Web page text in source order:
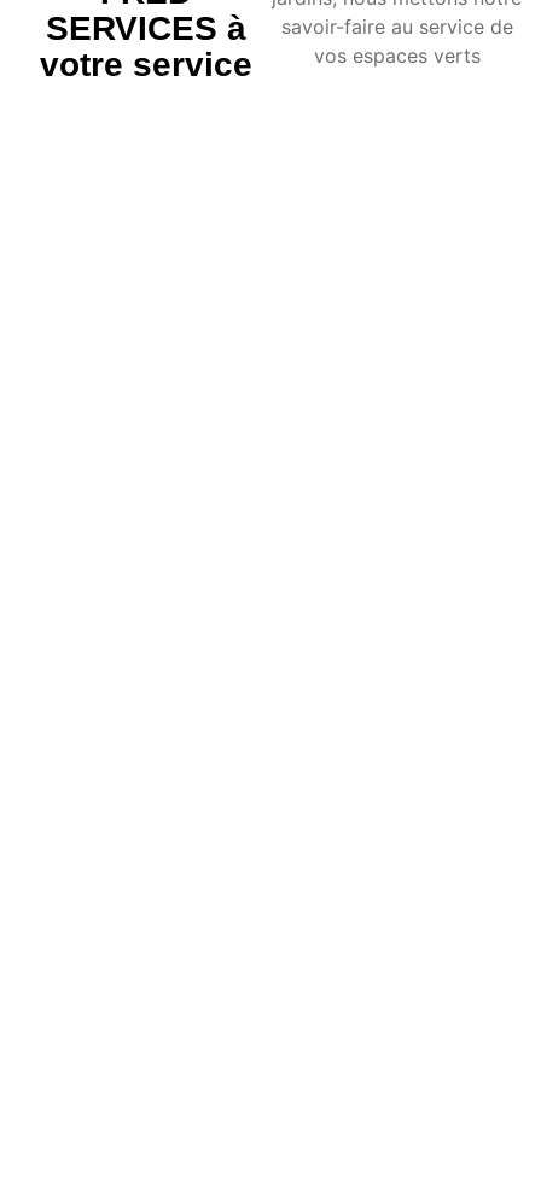
SERVICES à
votre service
savoir-faire au service de
vos espaces verts